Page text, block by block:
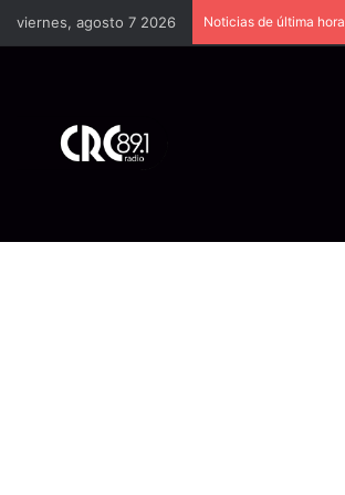
viernes, agosto 7 2026 Noticias de última hora